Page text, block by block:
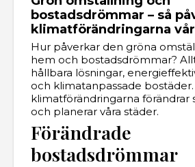
bostadsdrömmar – så
klimatförändringarna
Hur påverkar den gröna
hem och bostadsdrömmar?
hållbara lösningar,
och klimatanpassade
klimatförändringarna förändrar
och planerar våra städer.
Förändrade
bostadsdrömmar